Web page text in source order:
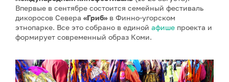
Впервые в сентябре состоится семейный фестиваль
дикоросов Севера «Гриб»в Финно-угорском
этнопарке. Все это собрано в единой афише проекта и
формирует современный образ Коми.